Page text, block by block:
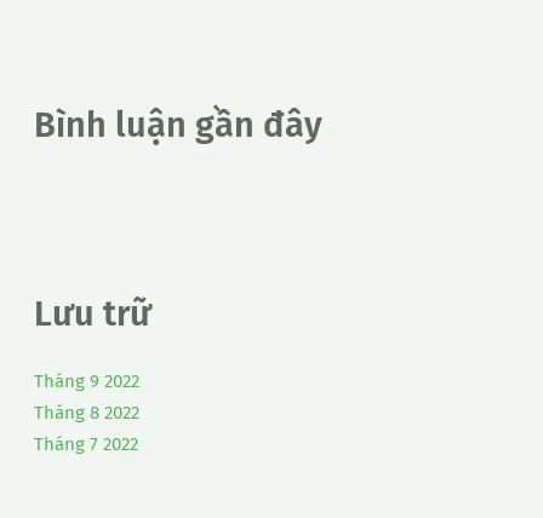
Bình luận gần đây
Lưu trữ
Tháng 9 2022
Tháng 8 2022
Tháng 7 2022